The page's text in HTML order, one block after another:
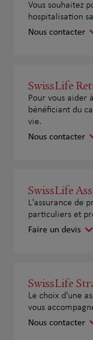
Vous souhaitez
hospitalisation
Nous contacter
SwissLife
Pour vous aider
bénéficiant du
vie.
Nous contacter
SwissLife
L'assurance de
particuliers et
Faire un devis
SwissLife
Le choix d'une
vous
Nous contacter